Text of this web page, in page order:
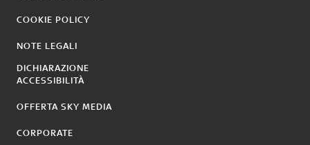
COOKIE POLICY
NOTE LEGALI
DICHIARAZIONE
ACCESSIBILITÀ
OFFERTA SKY MEDIA
CORPORATE